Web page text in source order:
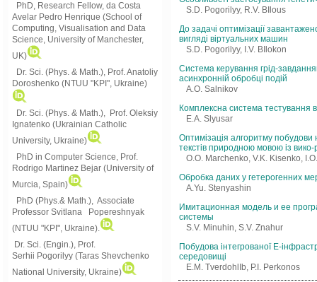
PhD, Research Fellow, da Costa
Avelar Pedro Henrique (School of
Computing, Visualisation and Data
Science, University of Manchester,
UK)
Dr. Sci. (Phys. & Math.), Prof. Anatoliy
Doroshenko (NTUU "KPI", Ukraine)
Dr. Sci. (Phys. & Math.), Prof. Oleksiy
Ignatenko (Ukrainian Catholic
University, Ukraine)
PhD in Computer Science, Prof.
Rodrigo Martinez Bejar (University of
Murcia, Spain)
PhD (Phys.& Math.), Associate
Professor Svitlana Popereshnyak
(NTUU "KPI", Ukraine)
Dr. Sci. (Engin.), Prof.
Serhii Pogorilyy (Taras Shevchenko
National University, Ukraine)
S.D. Pogorilyy, R.V. BIlous
До задачі оптимізації
вигляді віртуальних машин
S.D. Pogorilyy, I.V. BIlokon
Система керування грід-
асинхронній обробці подій
A.O. Salnikov
Комплексна система тестування
E.A. Slyusar
Оптимізація алгоритму побудови
текстів природною мовою із
O.O. Marchenko, V.K. Kisenko,
Обробка даних у гетерогенних
A.Yu. Stenyashin
Имитационная модель и ее
системы
S.V. Minuhin, S.V. Znahur
Побудова інтегрованої Е-
середовищі
E.M. TverdohlIb, P.I. Perkonos